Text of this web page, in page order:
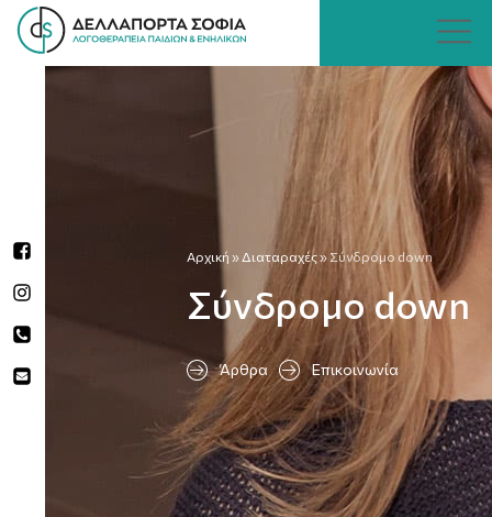
Αρχική » Διαταραχές» Σύνδρομο down
Σύνδρομο down
Άρθρα Επικοινωνία